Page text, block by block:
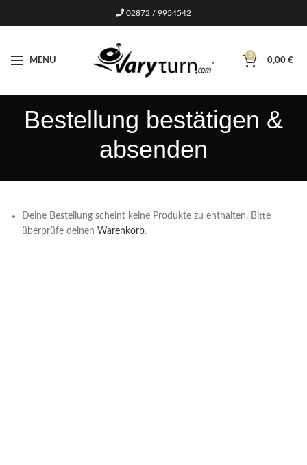
02872 / 9954542
MENU
0
0,00 €
Bestellung bestätigen &
absenden
Deine Bestellung scheint keine Produkte zu enthalten. Bitte
überprüfe deinen Warenkorb.